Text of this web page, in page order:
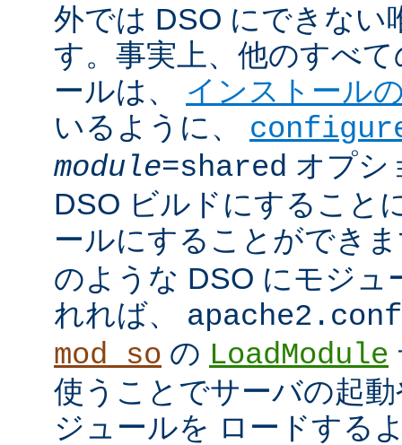
外では DSO にできない
す。事実上、他のすべ
ールは、 インストール
いるように、
module=shared オプシ
DSO ビルドにすること
ールにすることができ
のような DSO にモジュ
れれば、 apache2.conf
mod_so の LoadModule
使うことでサーバの起
ジュールを ロードする